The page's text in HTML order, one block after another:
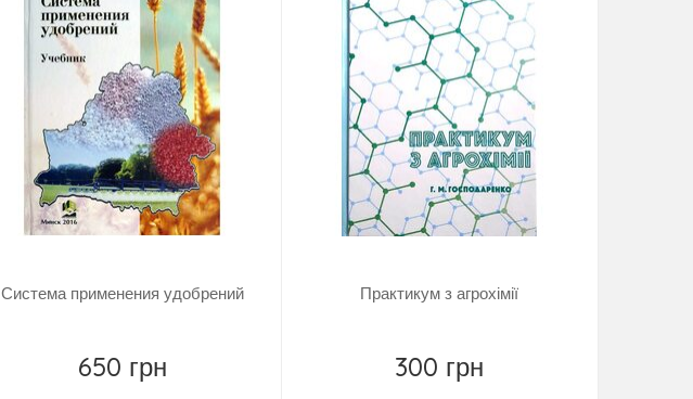
Система применения удобрений
650 грн
Практикум з агрохімії
300 грн